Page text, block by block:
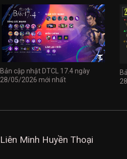
Bản cập nhật DTCL 17.4 ngày
28/05/2026 mới nhất
Liên Minh Huyền Thoại